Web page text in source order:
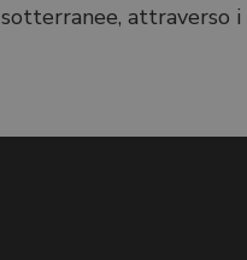
attraverso i